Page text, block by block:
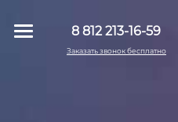
8 812 213-16-59
Заказать звонок бесплатно